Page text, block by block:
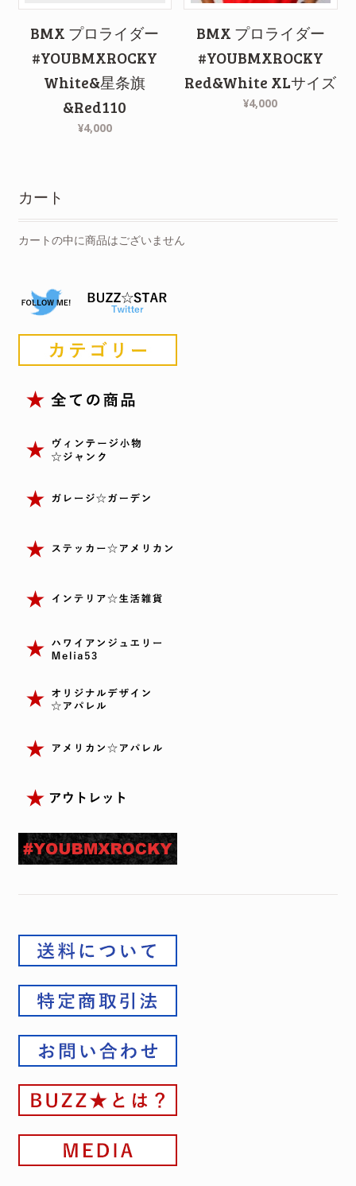
BMX プロライダー
#YOUBMXROCKY
White&星条旗
&Red110
¥4,000
BMX プロライダー
#YOUBMXROCKY
Red&White XLサイズ
¥4,000
カート
カートの中に商品はございません